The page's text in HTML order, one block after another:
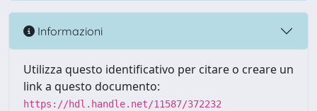
Informazioni
Utilizza questo identificativo per citare o creare un
link a questo documento:
https://hdl.handle.net/11587/372232